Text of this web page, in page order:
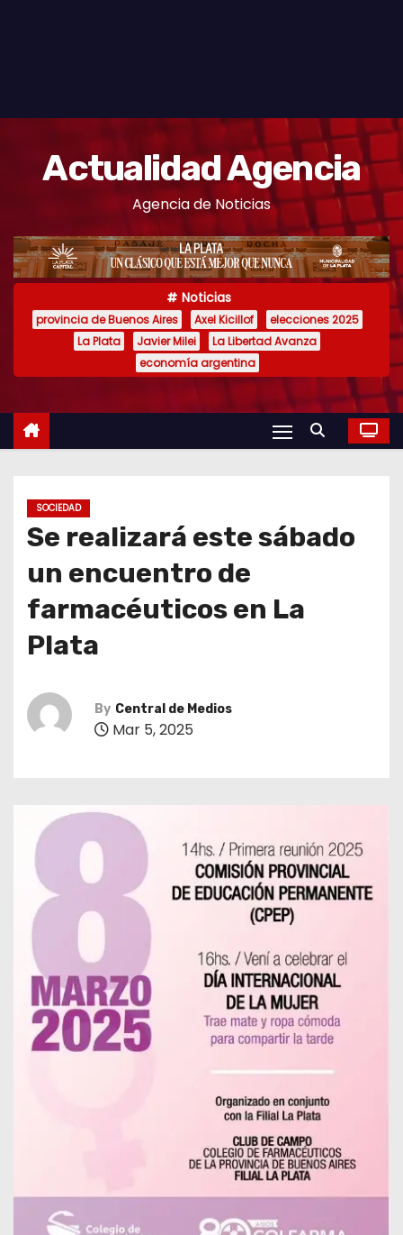
Actualidad Agencia
Agencia de Noticias
Noticias
provincia de Buenos Aires Axel Kicillof
elecciones 2025
La Plata
Javier Milei
La Libertad Avanza
economía argentina
SOCIEDAD
Se realizará este sábado
un encuentro de
farmacéuticos en La
Plata
By Central de Medios
Mar 5, 2025